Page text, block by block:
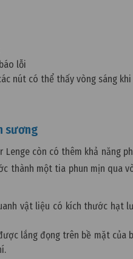
lỗi
nút có thể thấy vòng sáng
sương
Lenge còn có thêm khả
thành một tia phun mịn qua
vật liệu có kích thước hạt
lắng đọng trên bề mặt